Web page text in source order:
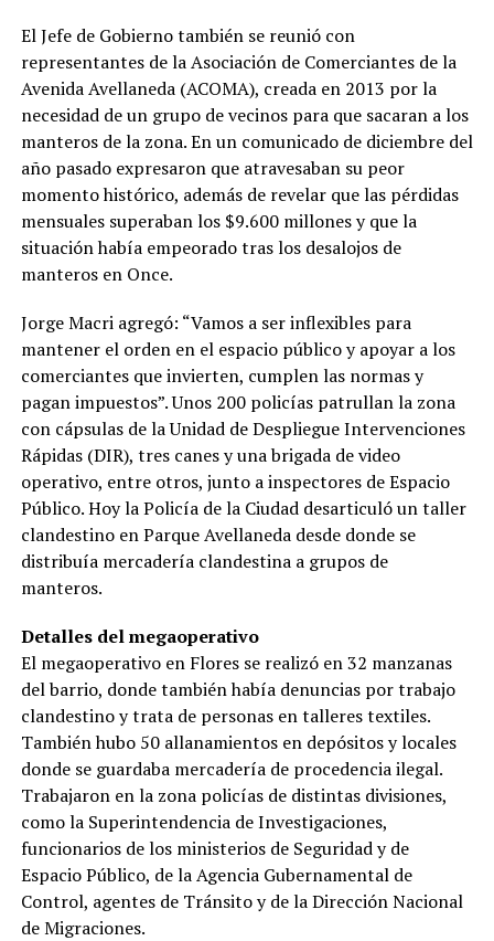
El Jefe de Gobierno también se reunió con
representantes de la Asociación de Comerciantes de la
Avenida Avellaneda (ACOMA), creada en 2013 por la
necesidad de un grupo de vecinos para que sacaran a los
manteros de la zona. En un comunicado de diciembre del
año pasado expresaron que atravesaban su peor
momento histórico, además de revelar que las pérdidas
mensuales superaban los $9.600 millones y que la
situación había empeorado tras los desalojos de
manteros en Once.
Jorge Macri agregó: “Vamos a ser inflexibles para
mantener el orden en el espacio público y apoyar a los
comerciantes que invierten, cumplen las normas y
pagan impuestos”. Unos 200 policías patrullan la zona
con cápsulas de la Unidad de Despliegue Intervenciones
Rápidas (DIR), tres canes y una brigada de video
operativo, entre otros, junto a inspectores de Espacio
Público. Hoy la Policía de la Ciudad desarticuló un taller
clandestino en Parque Avellaneda desde donde se
distribuía mercadería clandestina a grupos de
manteros.
Detalles del megaoperativo
El megaoperativo en Flores se realizó en 32 manzanas
del barrio, donde también había denuncias por trabajo
clandestino y trata de personas en talleres textiles.
También hubo 50 allanamientos en depósitos y locales
donde se guardaba mercadería de procedencia ilegal.
Trabajaron en la zona policías de distintas divisiones,
como la Superintendencia de Investigaciones,
funcionarios de los ministerios de Seguridad y de
Espacio Público, de la Agencia Gubernamental de
Control, agentes de Tránsito y de la Dirección Nacional
de Migraciones.